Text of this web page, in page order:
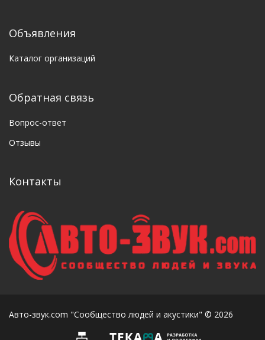
Объявления
Каталог организаций
Обратная связь
Вопрос-ответ
Отзывы
Контакты
Авто-звук.com "Сообщество людей и акустики" © 2026